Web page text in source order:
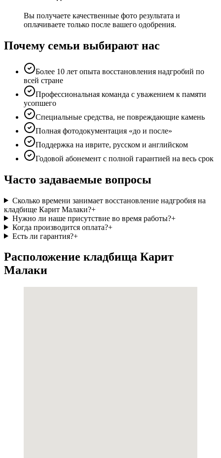
Вы получаете качественные фото результата и
оплачиваете только после вашего одобрения.
Почему семьи выбирают нас
Более 10 лет опыта восстановления надгробий по
всей стране
Профессиональная команда с уважением к памяти
усопшего
Специальные средства, не повреждающие камень
Полная фотодокументация «до и после»
Поддержка на иврите, русском и английском
Годовой абонемент с полной гарантией на весь срок
Часто задаваемые вопросы
Сколько времени занимает восстановление надгробия на
кладбище Карит Малаки?+
Нужно ли наше присутствие во время работы?+
Когда производится оплата?+
Есть ли гарантия?+
Расположение кладбища Карит
Малаки